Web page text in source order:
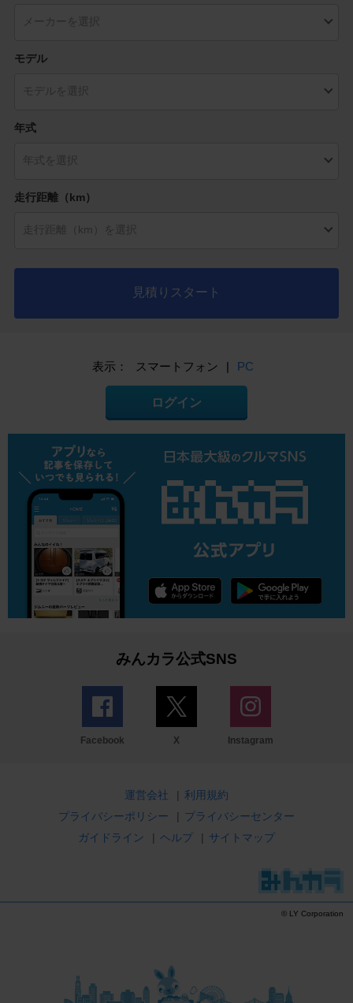
モデル
年式
走行距離（km）
見積りスタート
表示： スマートフォン | PC
ログイン
みんカラ公式SNS
Facebook X Instagram
運営会社 | 利用規約
プライバシーポリシー
| プライバシーセンター
ガイドライン
| ヘルプ | サイトマップ
© LY Corporation